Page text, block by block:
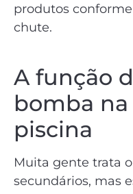
produtos
chute.
A função
bomba
piscina
Muita gente trata
secundários, mas